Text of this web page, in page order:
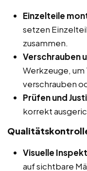
Einzelteile
setzen
zusammen.
Verschrauben
Werkzeuge, um
verschrauben
Prüfen und
korrekt
Visuelle
auf sichtbare